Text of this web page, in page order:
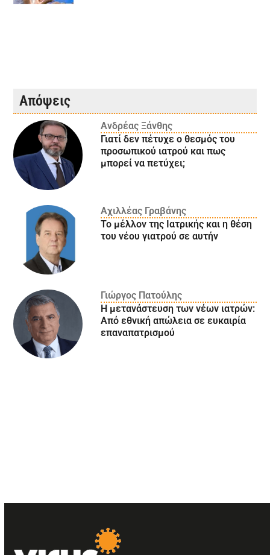
Απόψεις
Ανδρέας Ξάνθης
Γιατί δεν πέτυχε ο θεσμός του
προσωπικού ιατρού και πως
μπορεί να πετύχει;
Αχιλλέας Γραβάνης
Το μέλλον της Ιατρικής και η θέση
του νέου γιατρού σε αυτήν
Γιώργος Πατούλης
Η μετανάστευση των νέων ιατρών:
Aπό εθνική απώλεια σε ευκαιρία
επαναπατρισμού